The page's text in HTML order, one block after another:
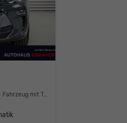
Fahrzeug mit Tageszulassung